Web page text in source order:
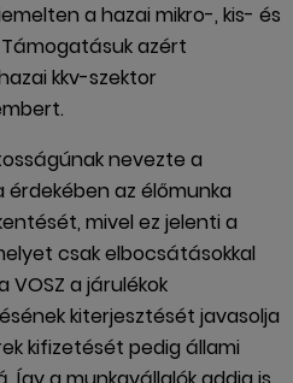
a hazai mikro-, kis- és
azért
kkv-szektor
nevezte a
az élőmunka
mivel ez jelenti a
csak elbocsátásokkal
VOSZ a járulékok
kiterjesztését javasolja
kifizetését pedig állami